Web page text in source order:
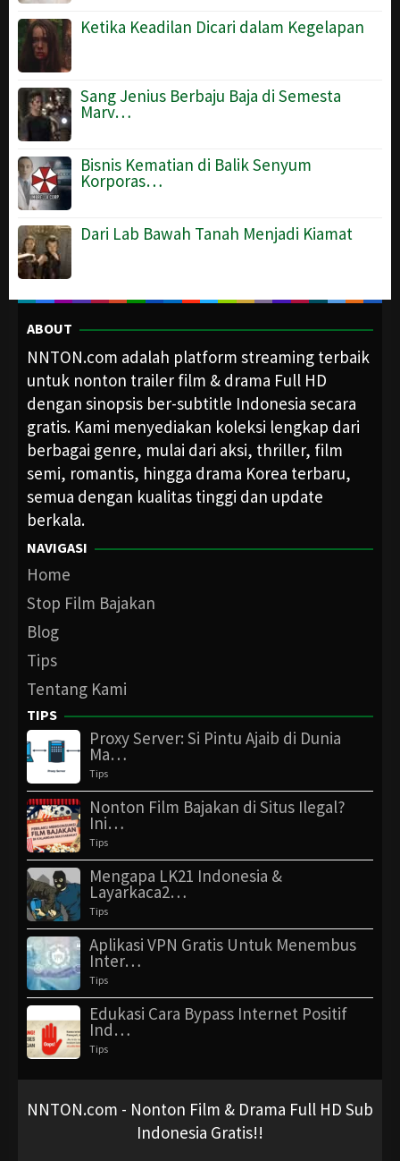
Ketika Keadilan Dicari dalam Kegelapan
Sang Jenius Berbaju Baja di Semesta
Marv…
Bisnis Kematian di Balik Senyum
Korporas…
Dari Lab Bawah Tanah Menjadi Kiamat
ABOUT
NNTON.com adalah platform streaming terbaik
untuk nonton trailer film & drama Full HD
dengan sinopsis ber-subtitle Indonesia secara
gratis. Kami menyediakan koleksi lengkap dari
berbagai genre, mulai dari aksi, thriller, film
semi, romantis, hingga drama Korea terbaru,
semua dengan kualitas tinggi dan update
berkala.
NAVIGASI
Home
Stop Film Bajakan
Blog
Tips
Tentang Kami
TIPS
Proxy Server: Si Pintu Ajaib di Dunia
Ma…
Tips
Nonton Film Bajakan di Situs Ilegal?
Ini…
Tips
Mengapa LK21 Indonesia &
Layarkaca2…
Tips
Aplikasi VPN Gratis Untuk Menembus
Inter…
Tips
Edukasi Cara Bypass Internet Positif
Ind…
Tips
NNTON.com - Nonton Film & Drama Full HD Sub
Indonesia Gratis!!